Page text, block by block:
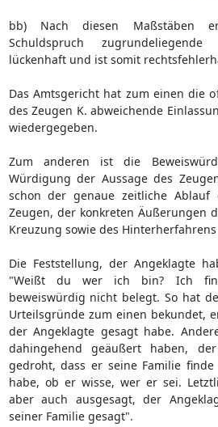
bb) Nach diesen Maßstäben
Schuldspruch
lückenhaft und ist somit
Das Amtsgericht hat zum einen die
des Zeugen K. abweichende
wiedergegeben.
Zum anderen ist die
Würdigung der Aussage des
schon der genaue zeitliche
Zeugen, der konkreten Äußerungen
Kreuzung sowie des
Die Feststellung, der Angeklagte
"Weißt du wer ich bin? Ich
beweiswürdig nicht belegt. So hat
Urteilsgründe zum einen bekundet,
der Angeklagte gesagt habe.
dahingehend geäußert haben,
gedroht, dass er seine Familie
habe, ob er wisse, wer er sei.
aber auch ausgesagt, der
seiner Familie gesagt".